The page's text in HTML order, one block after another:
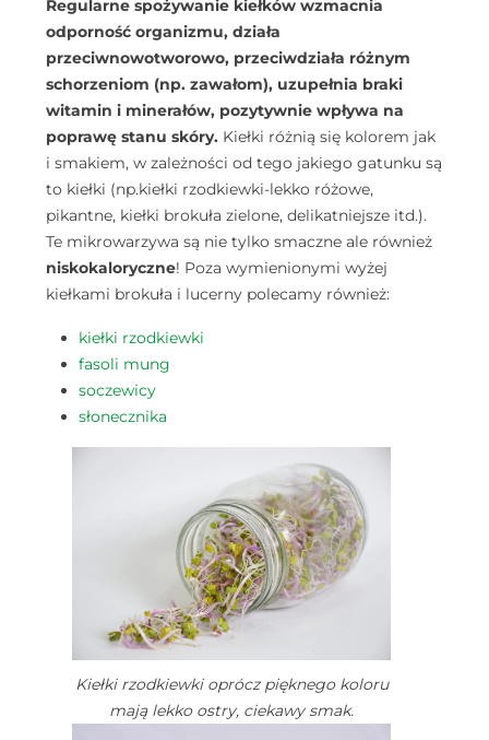
Regularne spożywanie kiełków wzmacnia
odporność organizmu, działa
przeciwnowotworowo, przeciwdziała różnym
schorzeniom (np. zawałom), uzupełnia braki
witamin i minerałów, pozytywnie wpływa na
poprawę stanu skóry. Kiełki różnią się kolorem jak
i smakiem, w zależności od tego jakiego gatunku są
to kiełki (np.kiełki rzodkiewki-lekko różowe,
pikantne, kiełki brokuła zielone, delikatniejsze itd.).
Te mikrowarzywa są nie tylko smaczne ale również
niskokaloryczne! Poza wymienionymi wyżej
kiełkami brokuła i lucerny polecamy również:
kiełki rzodkiewki
fasoli mung
soczewicy
słonecznika
Kiełki rzodkiewki oprócz pięknego koloru
mają lekko ostry, ciekawy smak.